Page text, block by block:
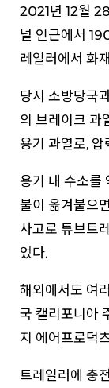
2021년 12월
널 인근에서
레일러에서 화
당시 소방당국
의 브레이크 과
용기 과열로,
용기 내 수소를
불이 옮겨붙으
사고로 튜브트
었다.
해외에서도 여
국 캘리포니아
지 에어프로덕
트레일러에 충